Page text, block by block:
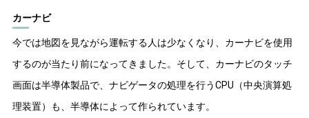
カーナビ
今では地図を見ながら運転する人は少なくなり、カーナビを使用
するのが当たり前になってきました。そして、カーナビのタッチ
画面は半導体製品で、ナビゲータの処理を行うCPU（中央演算処
理装置）も、半導体によって作られています。